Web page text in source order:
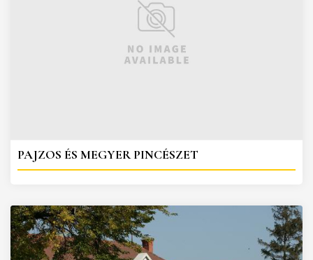
PAJZOS ÉS MEGYER PINCÉSZET